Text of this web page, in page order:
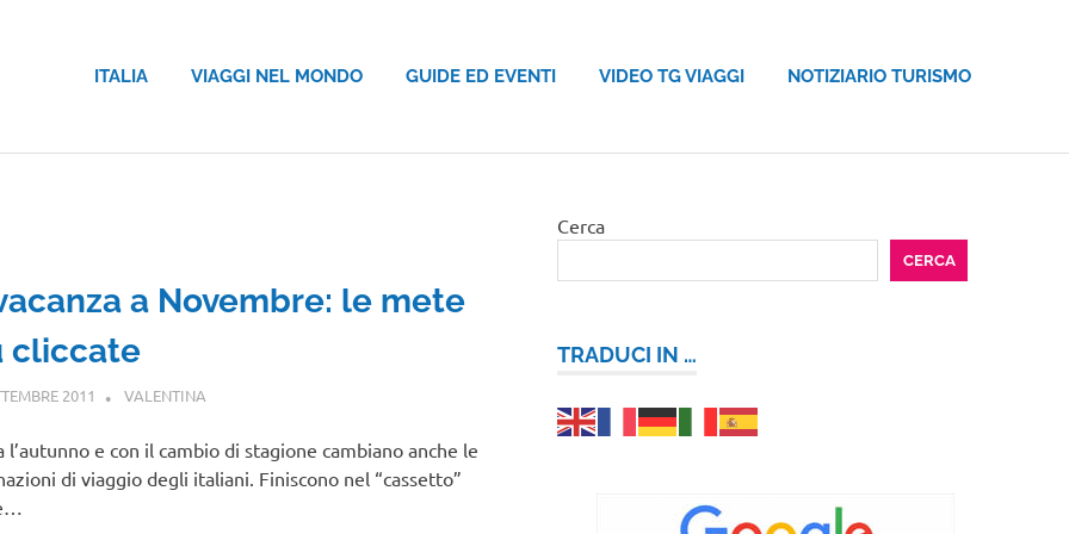
ITALIA VIAGGI NEL MONDO GUIDE ED EVENTI VIDEO TG VIAGGI NOTIZIARIO TURISMO
a Novembre: le mete
cliccate
2011 VALENTINA
l’autunno e con il cambio di stagione cambiano anche le
di viaggio degli italiani. Finiscono nel “cassetto”
Cerca
CERCA
TRADUCI IN …